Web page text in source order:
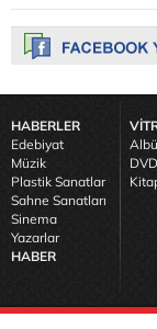
HABERLER
Edebiyat
Müzik
Plastik Sanatlar
Sahne Sanatları
Sinema
Yazarlar
HABER
DVD